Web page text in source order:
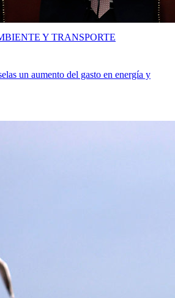
un aumento del gasto en energía y
Y TRANSPORTE